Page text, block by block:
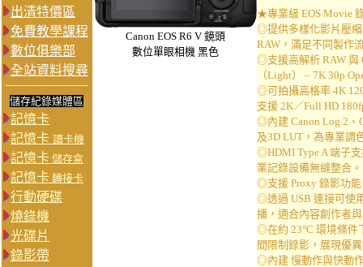
出清特價區
免費教學課程
數位俱樂部
全站資料搜尋
儲存紀錄媒體區
記憶卡
記憶卡 讀卡機
記憶卡 儲存盒
記憶卡 轉接卡
行動硬碟
燒錄機
光碟片
錄影帶
Canon EOS R6 V 鏡頭
數位單眼相機 黑色
★專業級 EOS Movie
◎提供多樣化影片壓縮
RAW，滿足不同製作
◎支援高解析 RAW 與
（Light） – 7K 30p
◎可拍攝高格率 4K
支援 2K／Full HD
◎內建 Canon Log 2、
及3D LUT，為專業調
◎HDMI Type A 端子支
業記錄設備無縫整合。
◎支援 Proxy 錄影功
◎透過 USB 連接可使
播，適合內容創作者
◎在約 23°C 環境條件
間限制錄影，展現優
◎內建 慢動作與快動